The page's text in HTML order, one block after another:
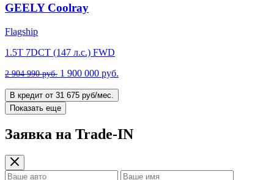
GEELY Coolray
Flagship
1.5T 7DCT (147 л.с.) FWD
2 904 990 руб. 1 900 000 руб.
В кредит от 31 675 руб/мес.
Показать еще
Заявка на Trade-IN